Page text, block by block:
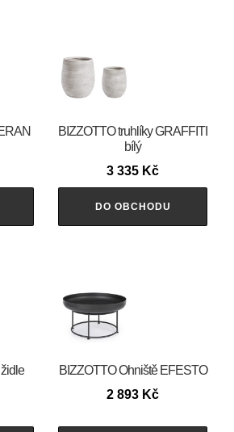
BIZZOTTO truhlíky GRAFFITI
bílý
3 335 Kč
DO OBCHODU
BIZZOTTO Ohniště EFESTO
2 893 Kč